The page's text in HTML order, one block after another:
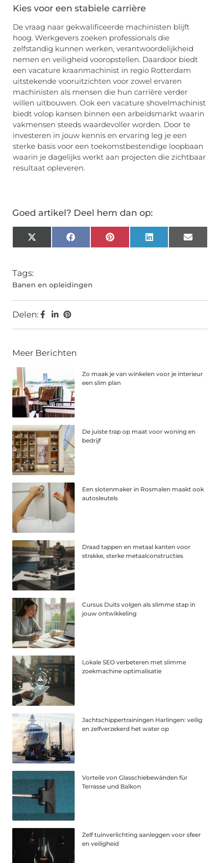
Kies voor een stabiele carrière
De vraag naar gekwalificeerde machinisten blijft
hoog. Werkgevers zoeken professionals die
zelfstandig kunnen werken, verantwoordelijkheid
nemen en veiligheid vooropstellen. Daardoor biedt
een vacature kraanmachinist in regio Rotterdam
uitstekende vooruitzichten voor zowel ervaren
machinisten als mensen die hun carrière verder
willen uitbouwen. Ook een vacature shovelmachinist
biedt volop kansen binnen een arbeidsmarkt waarin
vakmensen steeds waardevoller worden. Door te
investeren in jouw kennis en ervaring leg je een
sterke basis voor een toekomstbestendige loopbaan
waarin je dagelijks werkt aan projecten die zichtbaar
resultaat opleveren.
Goed artikel? Deel hem dan op:
X
(Twitter)
FacebookPinterestLinkedInEmail
Tags:
Banen en opleidingen
Delen:
Meer Berichten
Zo maak je van winkelen voor je interieur
een slim plan
De juiste trap op maat voor woning en
bedrijf
Een slotenmaker in Rosmalen maakt ook
autosleutels
Draad tappen en metaal kanten voor
strakke, sterke metaalconstructies
Cursus Duits volgen als slimme stap in
jouw ontwikkeling
Lokale SEO verbeteren met slimme
zoekmachine optimalisatie
Jachtschippertrainingen Harlingen: veilig
en zelfverzekerd het water op
Vorteile von Glasschiebewänden für
Terrasse und Balkon
Zelf tuinverlichting aanleggen voor sfeer
en veiligheid